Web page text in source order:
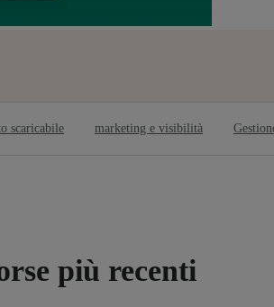
scaricabile marketing e visibilità
più recenti